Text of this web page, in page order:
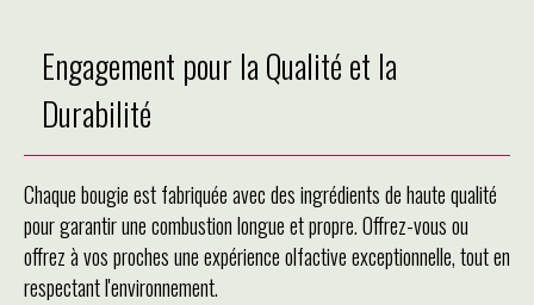
Engagement pour la Qualité et la
Durabilité
Chaque bougie est fabriquée avec des ingrédients de haute qualité
pour garantir une combustion longue et propre. Offrez-vous ou
offrez à vos proches une expérience olfactive exceptionnelle, tout en
respectant l'environnement.